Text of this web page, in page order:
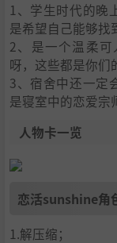
1、学生时代的晚
是希望自己能够找
2、是一个温柔
呀，这些都是你们
3、宿舍中还一定
是寝室中的恋爱宗
人物卡一览
恋活sunshine角
1.解压缩；